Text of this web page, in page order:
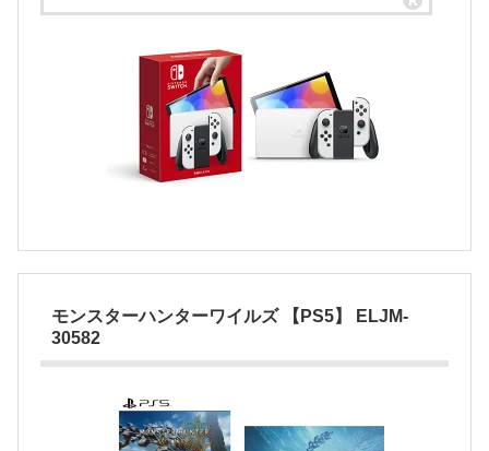
モンスターハンターワイルズ 【PS5】 ELJM-
30582